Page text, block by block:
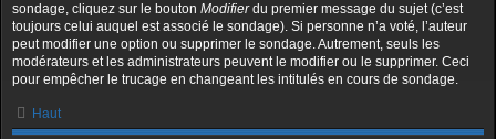
sondage, cliquez sur le bouton Modifierdu premier message du sujet (c’est
toujours celui auquel est associé le sondage). Si personne n’a voté, l’auteur
peut modifier une option ou supprimer le sondage. Autrement, seuls les
modérateurs et les administrateurs peuvent le modifier ou le supprimer. Ceci
pour empêcher le trucage en changeant les intitulés en cours de sondage.
Haut